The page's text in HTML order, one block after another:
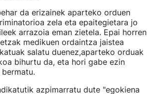
da erizainek aparteko orduen
zela eta epaitegietara jo
arrazoia eman zietela. Epai horren
medikuen ordaintza jaistea
salatu duenez,aparteko orduak
bihurtu da, eta hori gabe ezin
azpimarratu dute "egokiena